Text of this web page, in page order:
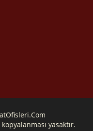
yasaktır.